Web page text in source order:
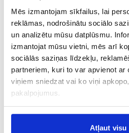
Mēs izmantojam sīkfailus, lai
reklāmas, nodrošinātu sociālo
un analizētu mūsu datplūsmu.
izmantojat mūsu vietni, mēs arī
sociālās saziņas līdzekļu,
partneriem, kuri to var apvienot ar
viņiem sniedzat vai ko viņi
pakalpojumus.
Atļaut visu
Marakeša RAK
Tiešais,Brīvdienas, „City
23.08, Sv.
Eindhovena EIN
Valensija VLC
Tiešais Ģimenēm,Atpūta
Lisabona LIS